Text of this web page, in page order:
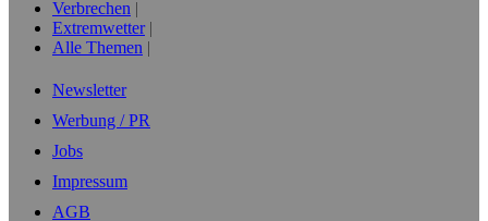
Verbrechen
Extremwetter
Alle Themen
Newsletter
Werbung / PR
Jobs
Impressum
AGB